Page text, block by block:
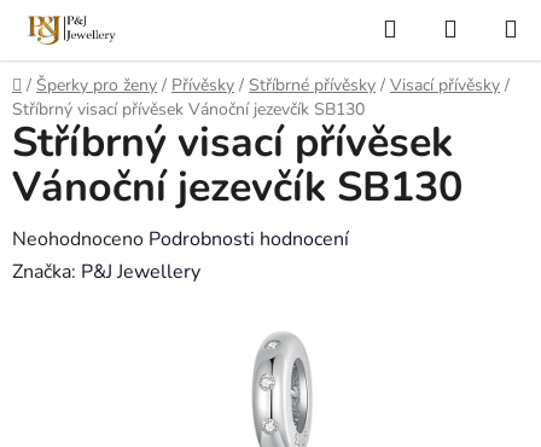
Přejít
obsah
Hledat
KOŠÍK
Domů
/ Šperky pro ženy / Přívěsky / Stříbrné přívěsky / Visací přívěsky /
Stříbrný visací přívěsek Vánoční jezevčík SB130
Stříbrný visací přívěsek
Vánoční jezevčík SB130
Průměrné
hodnocení
Neohodnoceno Podrobnosti hodnocení
Značka: P&J Jewellery